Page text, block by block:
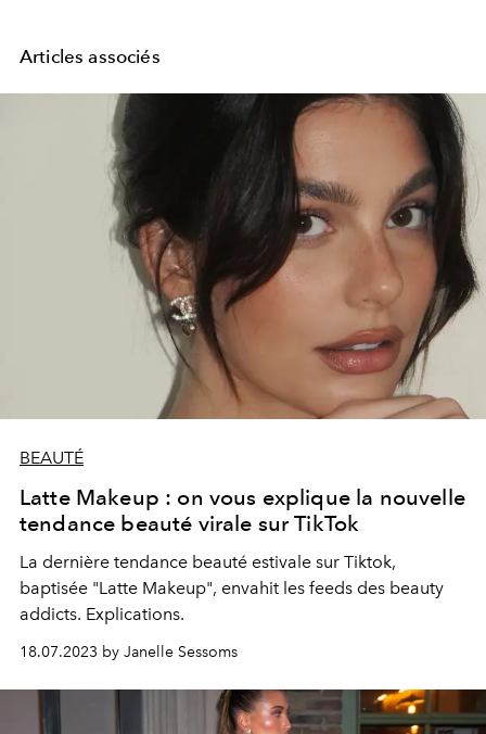
Articles associés
BEAUTÉ
Latte Makeup : on vous explique la nouvelle
tendance beauté virale sur TikTok
La dernière tendance beauté estivale sur Tiktok,
baptisée "Latte Makeup", envahit les feeds des beauty
addicts. Explications.
18.07.2023 by Janelle Sessoms